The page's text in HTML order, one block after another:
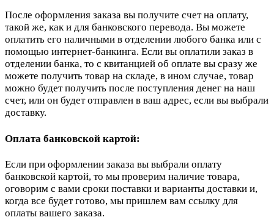
После оформления заказа вы получите счет на оплату,
такой же, как и для банковского перевода. Вы можете
оплатить его наличными в отделении любого банка или с
помощью интернет-банкинга. Если вы оплатили заказ в
отделении банка, то с квитанцией об оплате вы сразу же
можете получить товар на складе, в ином случае, товар
можно будет получить после поступления денег на наш
счет, или он будет отправлен в ваш адрес, если вы выбрали
доставку.
Оплата банковской картой:
Если при оформлении заказа вы выбрали оплату
банковской картой, то мы проверим наличие товара,
оговорим с вами сроки поставки и варианты доставки и,
когда все будет готово, мы пришлем вам ссылку для
оплаты вашего заказа.